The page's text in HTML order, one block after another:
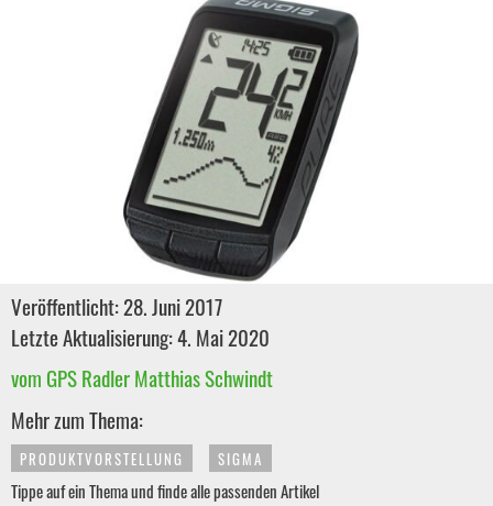
Veröffentlicht: 28. Juni 2017
Letzte Aktualisierung: 4. Mai 2020
vom GPS Radler Matthias Schwindt
Mehr zum Thema:
PRODUKTVORSTELLUNG SIGMA
Tippe auf ein Thema und finde alle passenden Artikel